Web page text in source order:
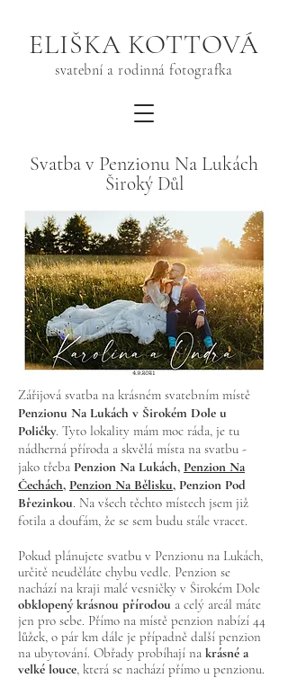
ELIŠKA KOTTOVÁ
svatební a rodinná fotografka
Svatba v Penzionu Na Lukách
Široký Důl
Zářijová svatba na krásném svatebním místě
Penzionu Na Lukách v Širokém Dole u
Poličky. Tyto lokality mám moc ráda, je tu
nádherná příroda a skvělá místa na svatbu -
jako třeba Penzion Na Lukách, Penzion Na
Čechách, Penzion Na Bělisku, Penzion Pod
Březinkou. Na všech těchto místech jsem již
fotila a doufám, že se sem budu stále vracet.
Pokud plánujete svatbu v Penzionu na Lukách,
určitě neuděláte chybu vedle. Penzion se
nachází na kraji malé vesničky v Širokém Dole
obklopený krásnou přírodou a celý areál máte
jen pro sebe. Přímo na místě penzion nabízí 44
lůžek, o pár km dále je případně další penzion
na ubytování. Obřady probíhají na krásné a
velké louce, která se nachází přímo u penzionu.